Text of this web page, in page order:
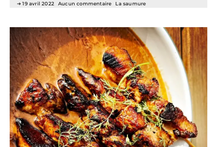
19 avril 2022 Aucun commentaire La saumure